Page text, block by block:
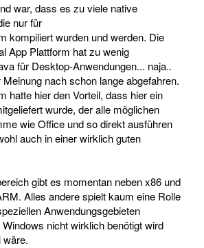
war, dass es zu viele native
nur für
kompiliert wurden und werden. Die
App Plattform hat zu wenig
für Desktop-Anwendungen... naja..
nach schon lange abgefahren.
hatte hier den Vorteil, dass hier ein
wurde, der alle möglichen
wie Office und so direkt ausführen
auch in einer wirklich guten
gibt es momentan neben x86 und
Alles andere spielt kaum eine Rolle
Anwendungsgebieten
nicht wirklich benötigt wird
wäre.